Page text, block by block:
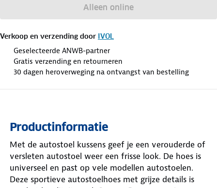
Alleen online
Verkoop en verzending door IVOL
Geselecteerde ANWB-partner
Gratis verzending en retourneren
30 dagen heroverweging na ontvangst van bestelling
Productinformatie
Met de autostoel kussens geef je een verouderde of
versleten autostoel weer een frisse look. De hoes is
universeel en past op vele modellen autostoelen.
Deze sportieve autostoelhoes met grijze details is